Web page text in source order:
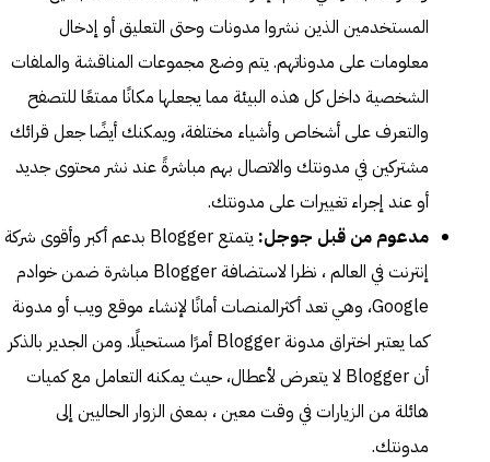
المستخدمين الذين نشروا مدونات وحتى التعليق أو إدخال
معلومات على مدوناتهم. يتم وضع مجموعات المناقشة والملفات
الشخصية داخل كل هذه البيئة مما يجعلها مكانًا ممتعًا للتصفح
والتعرف على أشخاص وأشياء مختلفة، ويمكنك أيضًا جعل قرائك
مشتركين في مدونتك والاتصال بهم مباشرةً عند نشر محتوى جديد
أو عند إجراء تغييرات على مدونتك.
مدعوم من قبل جوجل:
يتمتع Blogger بدعم أكبر وأقوى شركة
إنترنت في العالم ، نظرا لاستضافة Blogger مباشرة ضمن خوادم
Google، وهي تعد أكثرالمنصات أمانًا لإنشاء موقع ويب أو مدونة
كما يعتبر اختراق مدونة Blogger أمرًا مستحيلًا. ومن الجدير بالذكر
أن Blogger لا يتعرض لأعطال، حيث يمكنه التعامل مع كميات
هائلة من الزيارات في وقت معين ، بمعنى الزوار الحاليين إلى
مدونتك.